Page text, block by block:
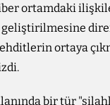
ortamdaki
ortaya
bir tür